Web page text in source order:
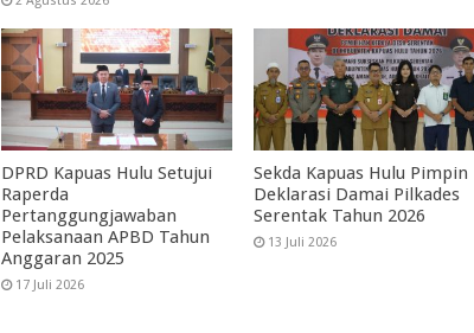
DPRD Kapuas Hulu Setujui
Raperda
Pertanggungjawaban
Pelaksanaan APBD Tahun
Anggaran 2025
17 Juli 2026
Sekda Kapuas Hulu Pimpin
Deklarasi Damai Pilkades
Serentak Tahun 2026
13 Juli 2026